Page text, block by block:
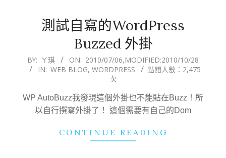
測試自寫的WordPress
Buzzed 外掛
2010-
07-
BY: ㄚ琪 ON: 2010/07/06,MODIFIED:2010/10/28
IN: WEB BLOG, WORDPRESS
點閱人數：2,475
次
WP AutoBuzz我發現這個外掛也不能貼在Buzz！所
以自行撰寫外掛了！ 這個需要有自己的Dom
CONTINUE READING